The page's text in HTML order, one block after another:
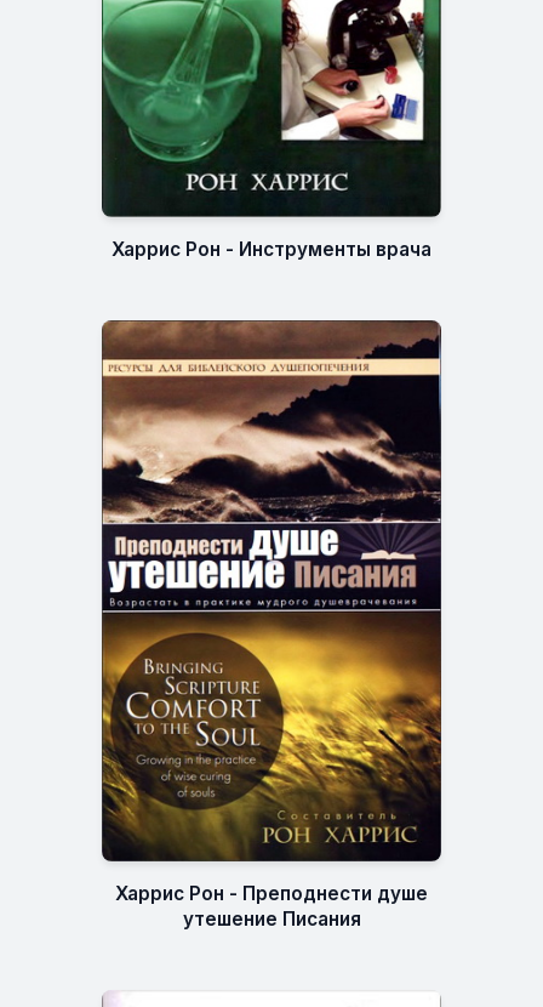
Харрис Рон - Инструменты врача
Харрис Рон - Преподнести душе
утешение Писания